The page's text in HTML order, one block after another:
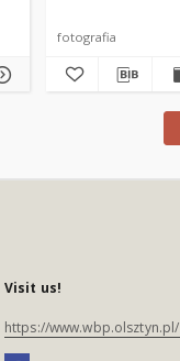
fotografia
Visit us!
https://www.wbp.olsztyn.pl/